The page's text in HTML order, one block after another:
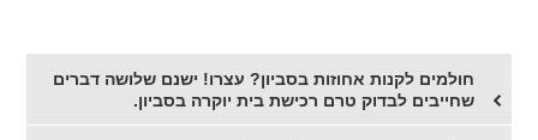
חולמים לקנות אחוזות בסביון? עצרו! ישנם שלושה דברים
שחייבים לבדוק טרם רכישת בית יוקרה בסביון.